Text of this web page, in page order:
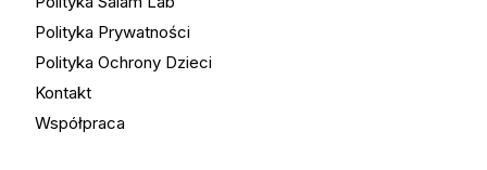
Polityka Prywatności
Polityka Ochrony Dzieci
Kontakt
Współpraca